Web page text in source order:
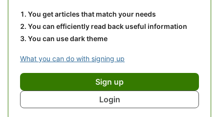
You get articles that match your needs
You can efficiently read back useful information
You can use dark theme
What you can do with signing up
Sign up
Login